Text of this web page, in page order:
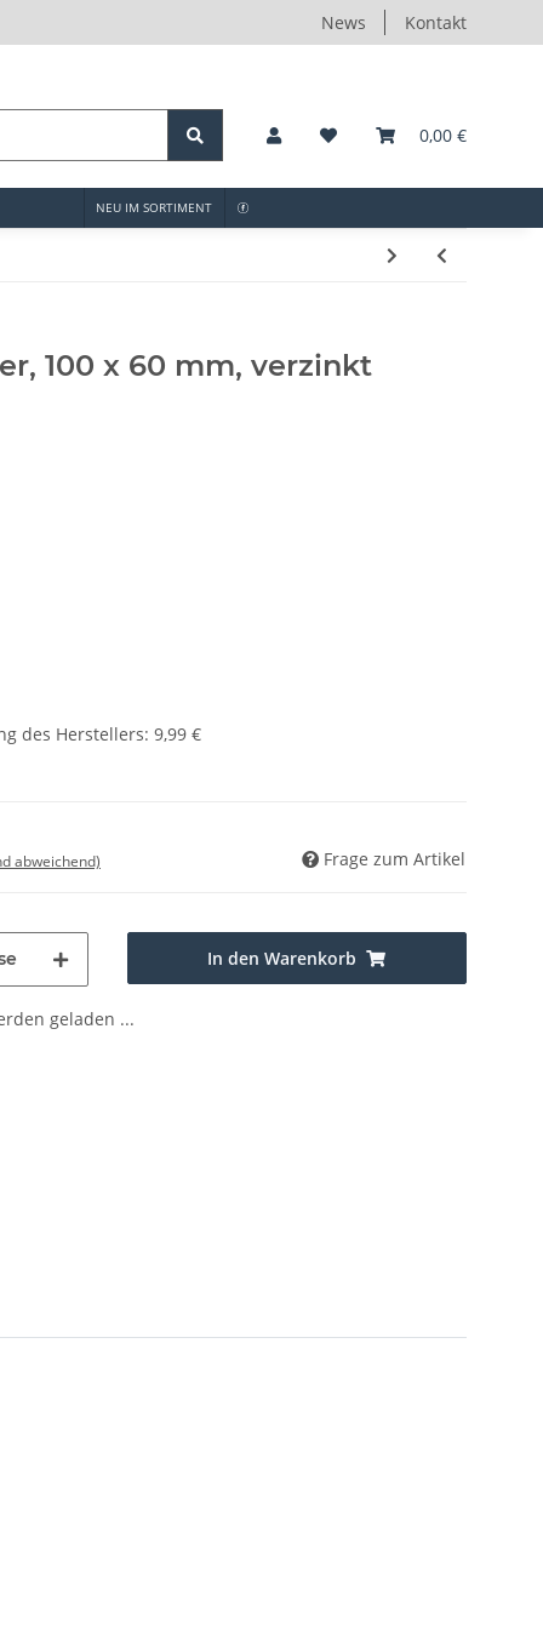
News Kontakt
0,00 €
NEU IM SORTIMENT
100 x 60 mm, verzinkt
des Herstellers: 9,99 €
abweichend) Frage zum Artikel
In den Warenkorb
geladen ...